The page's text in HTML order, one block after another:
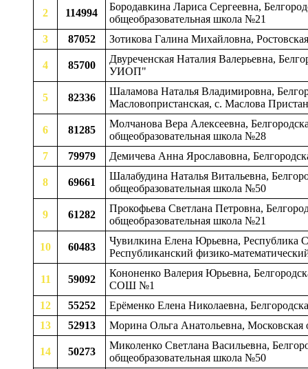
2 114994
Бородавкина Лариса Сергеевна,
общеобразовательная школа №21
3
87052 Зотикова Галина Михайловна,
4 85700
Двуреченская Наталия Валерьевна,
УИОП"
5 82336
Шаламова Наталья Владимировна,
Масловопристанская, c. Маслова
6 81285
Молчанова Вера Алексеевна,
общеобразовательная школа №28
7
79979 Демичева Анна Ярославовна,
8 69661
Шалабудина Наталья Витальевна,
общеобразовательная школа №50
9 61282
Прокофьева Светлана Петровна,
общеобразовательная школа №21
10 60483
Чувилкина Елена Юрьевна, Республика
Республиканский физико-
11 59092
Кононенко Валерия Юрьевна,
СОШ №1
12
55252
Ерёменко Елена Николаевна,
13
52913 Морина Ольга Анатольевна,
14 50273
Миколенко Светлана Васильевна,
общеобразовательная школа №50